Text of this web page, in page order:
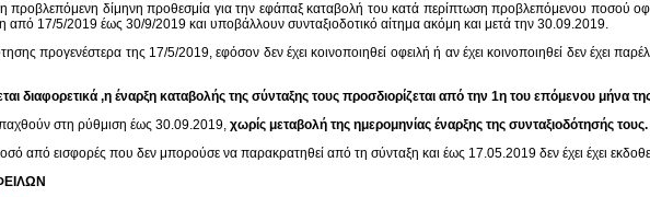
προβλεπόμενη δίμηνη προθεσμία για την εφάπαξ καταβολή του κατά περίπτωση προβλεπόμενου ποσού
από 17/5/2019 έως 30/9/2019 και υποβάλλουν συνταξιοδοτικό αίτημα ακόμη και μετά την 30.09.2019.
προγενέστερα της 17/5/2019, εφόσον δεν έχει κοινοποιηθεί οφειλή ή αν έχει κοινοποιηθεί δεν έχει
διαφορετικά ,η έναρξη καταβολής της σύνταξης τους προσδιορίζεται από την 1η του επόμενου μήνα
στη ρύθμιση έως 30.09.2019, χωρίς μεταβολή της ημερομηνίας έναρξης της συνταξιοδότησής τους.
από εισφορές που δεν μπορούσε να παρακρατηθεί από τη σύνταξη και έως 17.05.2019 δεν έχει έχει